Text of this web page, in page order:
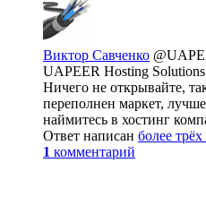
Виктор Савченко
UAPEER Hosting
Ничего не открывайте,
переполнен маркет,
наймитесь в хостинг
Ответ написан более трёх
1 комментарий